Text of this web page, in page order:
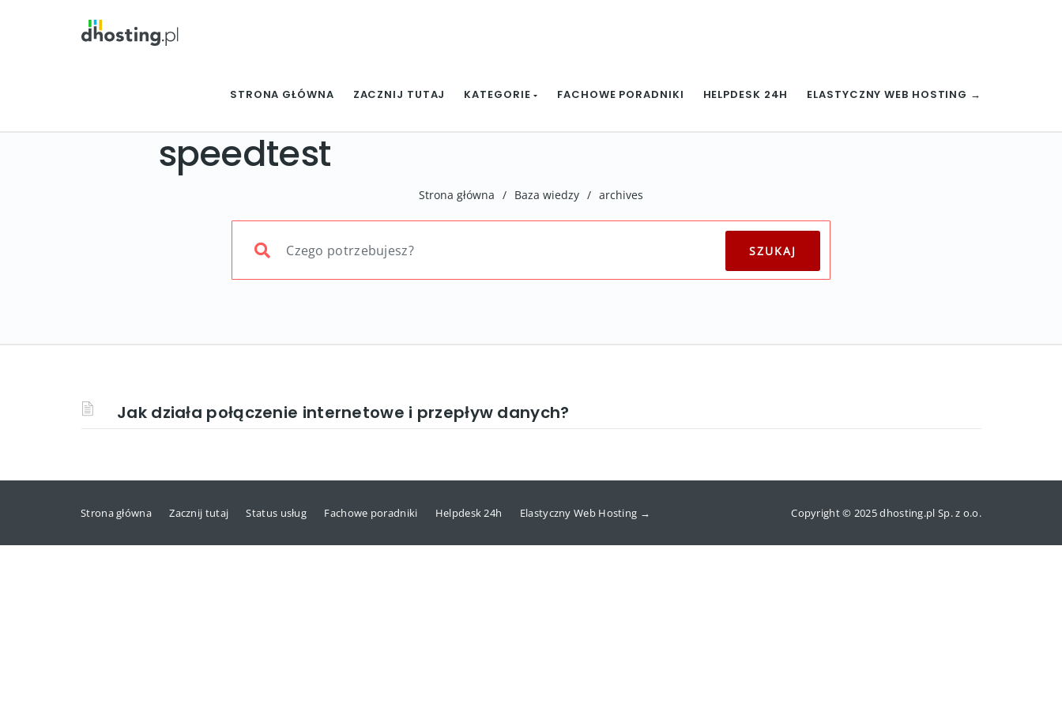
STRONA GŁÓWNA ZACZNIJ TUTAJ KATEGORIE FACHOWE PORADNIKI HELPDESK 24H ELASTYCZNY WEB HOSTING →
speedtest
Strona główna / Baza wiedzy / archives
Jak działa połączenie internetowe i przepływ danych?
Strona główna Zacznij tutaj Status usług Fachowe poradniki Helpdesk 24h Elastyczny Web Hosting → Copyright © 2025 dhosting.pl Sp. z o.o.